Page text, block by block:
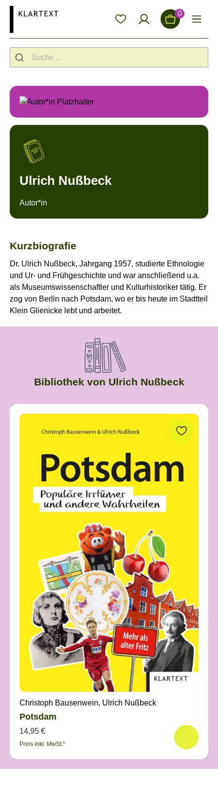
springen 0
Ulrich Nußbeck
Autor*in
Kurzbiografie
Dr. Ulrich Nußbeck, Jahrgang 1957, studierte Ethnologie
und Ur- und Frühgeschichte und war anschließend u.a.
als Museumswissenschaftler und Kulturhistoriker tätig. Er
zog von Berlin nach Potsdam, wo er bis heute im Stadtteil
Klein Glienicke lebt und arbeitet.
Bibliothek von Ulrich Nußbeck
Produktgalerie überspringen
Christoph Bausenwein, Ulrich Nußbeck
Potsdam
14,95 €
Preis inkl. MwSt.*